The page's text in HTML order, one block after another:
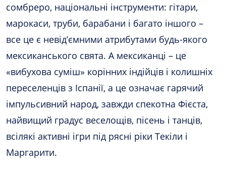
сомбреро, національні інструменти: гітари,
марокаси, труби, барабани і багато іншого –
все це є невід’ємними атрибутами будь-якого
мексиканського свята. А мексиканці – це
«вибухова суміш» корінних індійців і колишніх
переселенців з Іспанії, а це означає гарячий
імпульсивний народ, завжди спекотна Фієста,
найвищий градус веселощів, пісень і танців,
всілякі активні ігри під рясні ріки Текіли і
Маргарити.